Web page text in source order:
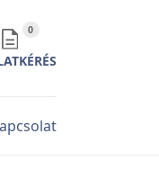
0AJÁNLATKÉRÉS TARTALMA